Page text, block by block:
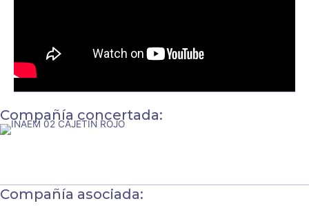
Compañía concertada:
Compañía asociada: